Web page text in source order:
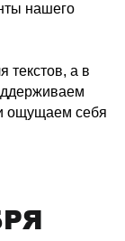
нашего
текстов, а в
ощущаем себя